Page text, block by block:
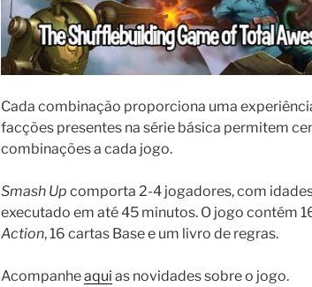
Cada combinação proporciona uma
facções presentes na série básica permitem
combinações a cada jogo.
Smash Up comporta 2-4 jogadores, com
executado em até 45 minutos. O jogo contém
Action, 16 cartas Base e um livro de regras.
Acompanheaqui as novidades sobre o jogo.